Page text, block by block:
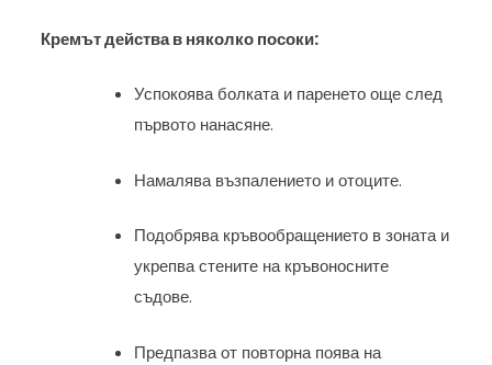
Кремът действа в няколко посоки:
Успокоява болката и паренето още след
първото нанасяне.
Намалява възпалението и отоците.
Подобрява кръвообращението в зоната и
укрепва стените на кръвоносните
съдове.
Предпазва от повторна поява на